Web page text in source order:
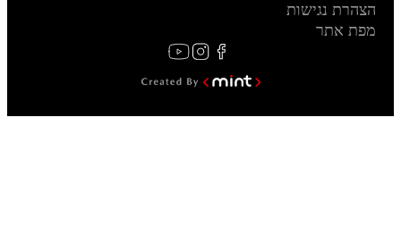
הצהרת נגישות
מפת אתר